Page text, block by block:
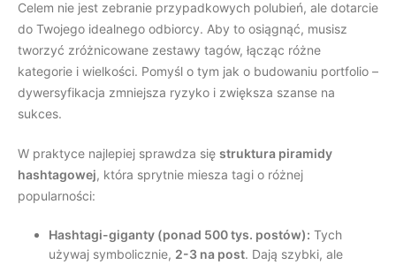
Celem nie jest zebranie przypadkowych polubień, ale dotarcie
do Twojego idealnego odbiorcy. Aby to osiągnąć, musisz
tworzyć zróżnicowane zestawy tagów, łącząc różne
kategorie i wielkości. Pomyśl o tym jak o budowaniu portfolio –
dywersyfikacja zmniejsza ryzyko i zwiększa szanse na
sukces.
W praktyce najlepiej sprawdza się struktura piramidy
hashtagowej, która sprytnie miesza tagi o różnej
popularności:
Hashtagi-giganty (ponad 500 tys. postów): Tych
używaj symbolicznie, 2-3 na post. Dają szybki, ale